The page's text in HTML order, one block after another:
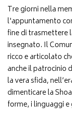
Tre giorni nella
l'appuntamento
fine di trasmettere
insegnato. Il
ricco e articolato
anche il patrocinio
la vera sfida,
dimenticare la
forme, i linguaggi